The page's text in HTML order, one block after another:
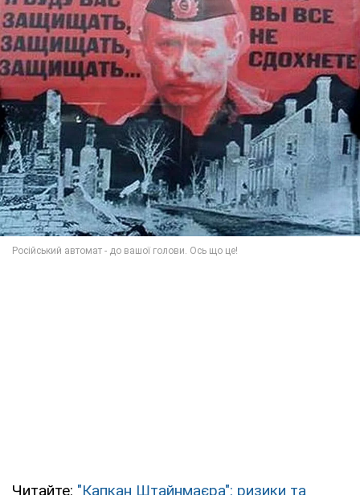
Читайте: "Капкан Штайнмаєра": ризики та